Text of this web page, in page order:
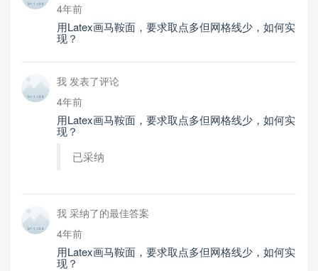
4年前
用Latex画马鞍面，要求取点多但网格线少，如何实
现？
我 发表了评论
4年前
用Latex画马鞍面，要求取点多但网格线少，如何实
现？
已采纳
我 采纳了的最佳答案
4年前
用Latex画马鞍面，要求取点多但网格线少，如何实
现？